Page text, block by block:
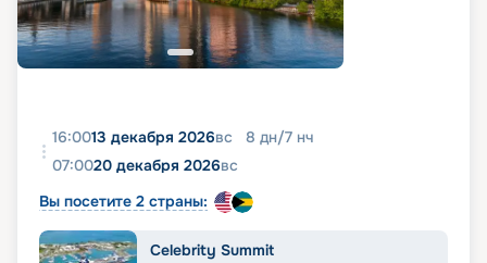
16:0013 декабря 2026вс 8 дн/7 нч
07:0020 декабря 2026вс
Вы посетите 2 страны:
Celebrity Summit